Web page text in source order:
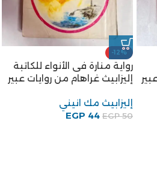
-17%
كتاب تركيا – إيران والأمن
محمد توفيق غنيم